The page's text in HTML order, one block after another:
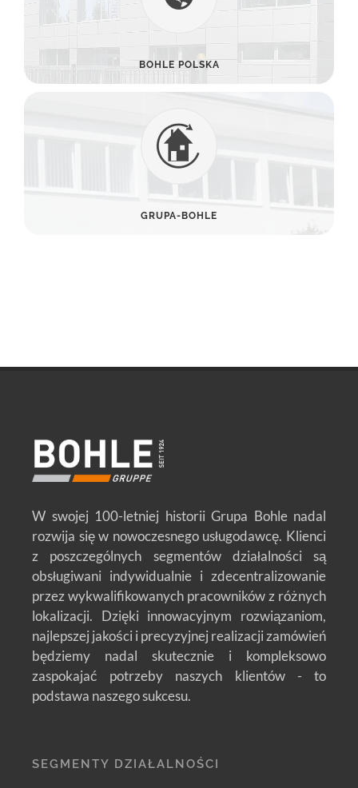
BOHLE POLSKA
GRUPA-BOHLE
W swojej 100-letniej historii Grupa Bohle nadal
rozwija się w nowoczesnego usługodawcę. Klienci
z poszczególnych segmentów działalności są
obsługiwani indywidualnie i zdecentralizowanie
przez wykwalifikowanych pracowników z różnych
lokalizacji. Dzięki innowacyjnym rozwiązaniom,
najlepszej jakości i precyzyjnej realizacji zamówień
będziemy nadal skutecznie i kompleksowo
zaspokajać potrzeby naszych klientów - to
podstawa naszego sukcesu.
SEGMENTY DZIAŁALNOŚCI